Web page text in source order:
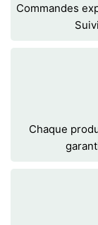
Commandes
Chaque